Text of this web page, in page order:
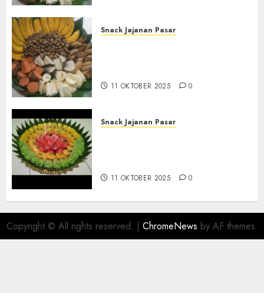
Snack Jajanan Pasar
11 OKTOBER 2025 0
Snack Jajanan Pasar
11 OKTOBER 2025 0
Copyright © All rights reserved. | ChromeNews by AF themes.